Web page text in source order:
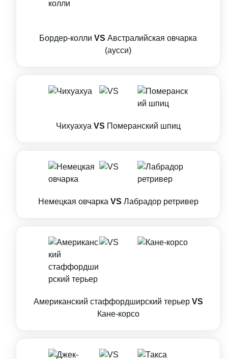
Бордер-колли VS Австралийская овчарка
(аусси)
Чихуахуа VS Померанский шпиц
Немецкая овчарка VS Лабрадор ретривер
Американский стаффордширский терьер VS
Кане-корсо